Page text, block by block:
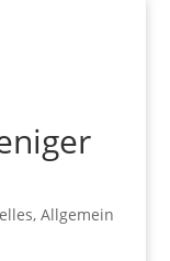
, Allgemein